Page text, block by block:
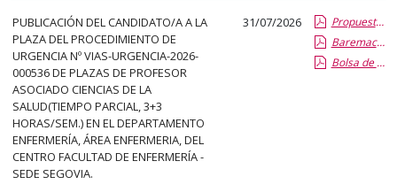
PUBLICACIÓN DEL CANDIDATO/A A LA
PLAZA DEL PROCEDIMIENTO DE
URGENCIA Nº VIAS-URGENCIA-2026-
000536 DE PLAZAS DE PROFESOR
ASOCIADO CIENCIAS DE LA
SALUD(TIEMPO PARCIAL, 3+3
HORAS/SEM.) EN EL DEPARTAMENTO
ENFERMERÍA, ÁREA ENFERMERIA, DEL
CENTRO FACULTAD DE ENFERMERÍA -
SEDE SEGOVIA.
31/07/2026
Propuesta Formal de Contratacion por Vias de Urgencia
Baremacion de Candidatos
Bolsa de Empleo